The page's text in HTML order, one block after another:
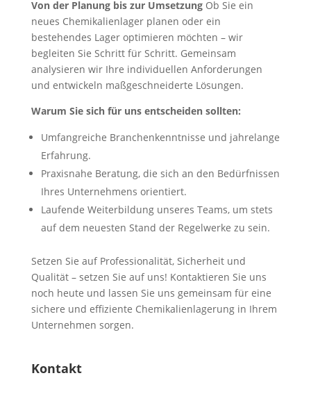
Von der Planung bis zur UmsetzungOb Sie ein
neues Chemikalienlager planen oder ein
bestehendes Lager optimieren möchten – wir
begleiten Sie Schritt für Schritt. Gemeinsam
analysieren wir Ihre individuellen Anforderungen
und entwickeln maßgeschneiderte Lösungen.
Warum Sie sich für uns entscheiden sollten:
Umfangreiche Branchenkenntnisse und jahrelange
Erfahrung.
Praxisnahe Beratung, die sich an den Bedürfnissen
Ihres Unternehmens orientiert.
Laufende Weiterbildung unseres Teams, um stets
auf dem neuesten Stand der Regelwerke zu sein.
Setzen Sie auf Professionalität, Sicherheit und
Qualität – setzen Sie auf uns! Kontaktieren Sie uns
noch heute und lassen Sie uns gemeinsam für eine
sichere und effiziente Chemikalienlagerung in Ihrem
Unternehmen sorgen.
Kontakt